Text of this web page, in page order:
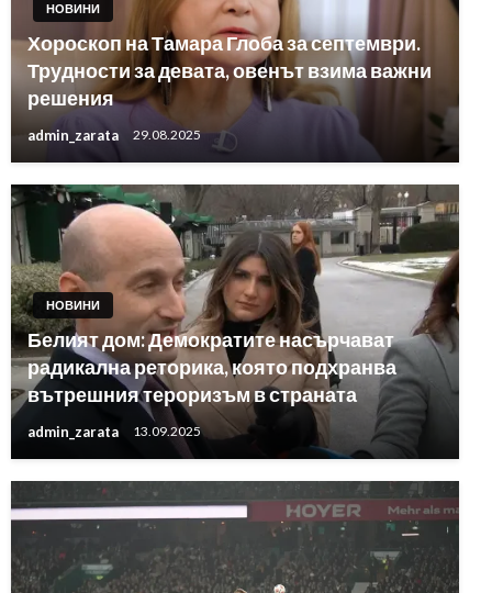
НОВИНИ
Хороскоп на Тамара Глоба за септември.
Трудности за девата, овенът взима важни
решения
admin_zarata 29.08.2025
НОВИНИ
Белият дом: Демократите насърчават
радикална реторика, която подхранва
вътрешния тероризъм в страната
admin_zarata 13.09.2025